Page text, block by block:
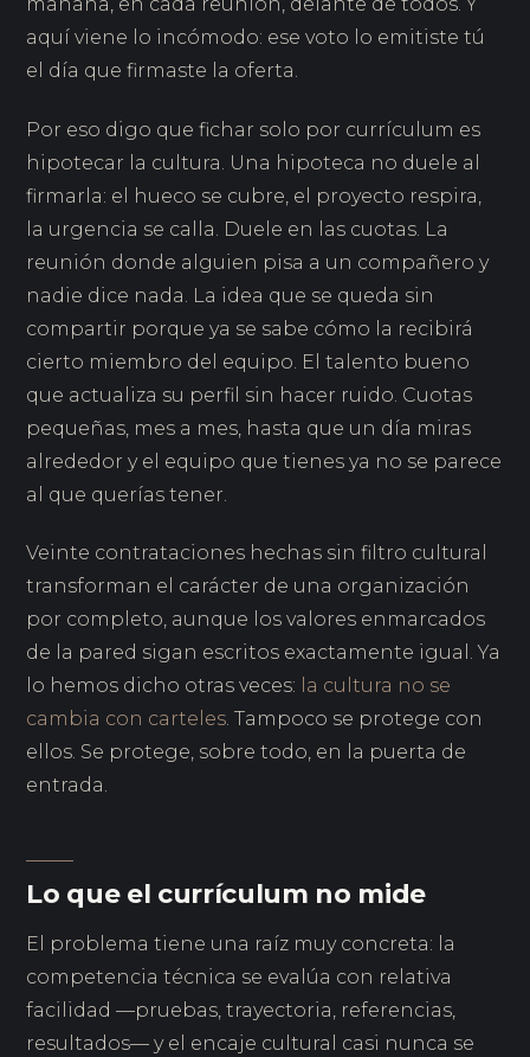
aquí viene lo incómodo: ese voto lo emitiste tú
el día que firmaste la oferta.
Por eso digo que fichar solo por currículum es
hipotecar la cultura. Una hipoteca no duele al
firmarla: el hueco se cubre, el proyecto respira,
la urgencia se calla. Duele en las cuotas. La
reunión donde alguien pisa a un compañero y
nadie dice nada. La idea que se queda sin
compartir porque ya se sabe cómo la recibirá
cierto miembro del equipo. El talento bueno
que actualiza su perfil sin hacer ruido. Cuotas
pequeñas, mes a mes, hasta que un día miras
alrededor y el equipo que tienes ya no se parece
al que querías tener.
Veinte contrataciones hechas sin filtro cultural
transforman el carácter de una organización
por completo, aunque los valores enmarcados
de la pared sigan escritos exactamente igual. Ya
lo hemos dicho otras veces: la cultura no se
cambia con carteles. Tampoco se protege con
ellos. Se protege, sobre todo, en la puerta de
entrada.
Lo que el currículum no mide
El problema tiene una raíz muy concreta: la
competencia técnica se evalúa con relativa
facilidad —pruebas, trayectoria, referencias,
resultados— y el encaje cultural casi nunca se